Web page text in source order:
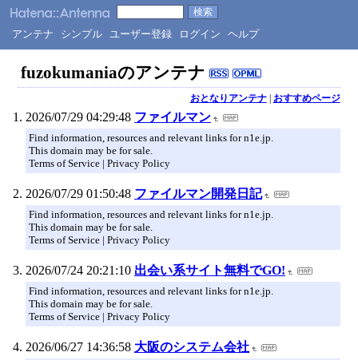
アンテナ シンプル ユーザー登録 ログイン ヘルプ
fuzokumaniaのアンテナ
おとなりアンテナ| おすすめページ
2026/07/29 04:29:48 ファイルマン
Find information, resources and relevant links for n1e.jp.
This domain may be for sale.
Terms of Service | Privacy Policy
2026/07/29 01:50:48 ファイルマン開発日記
Find information, resources and relevant links for n1e.jp.
This domain may be for sale.
Terms of Service | Privacy Policy
2026/07/24 20:21:10 出会い系サイト無料でGO!
Find information, resources and relevant links for n1e.jp.
This domain may be for sale.
Terms of Service | Privacy Policy
2026/06/27 14:36:58 大阪のシステム会社